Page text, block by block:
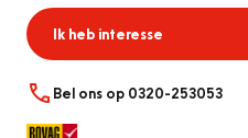
Ik heb interesse
Bel ons op 0320-253053